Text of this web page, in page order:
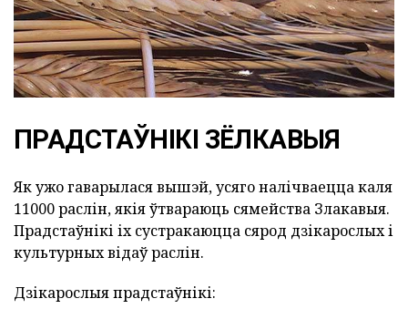
ПРАДСТАЎНІКІ ЗЁЛКАВЫЯ
Як ужо гаварылася вышэй, усяго налічваецца каля
11000 раслін, якія ўтвараюць сямейства Злакавыя.
Прадстаўнікі іх сустракаюцца сярод дзікарослых і
культурных відаў раслін.
Дзікарослыя прадстаўнікі: